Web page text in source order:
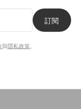
訂閱
與隱私政策